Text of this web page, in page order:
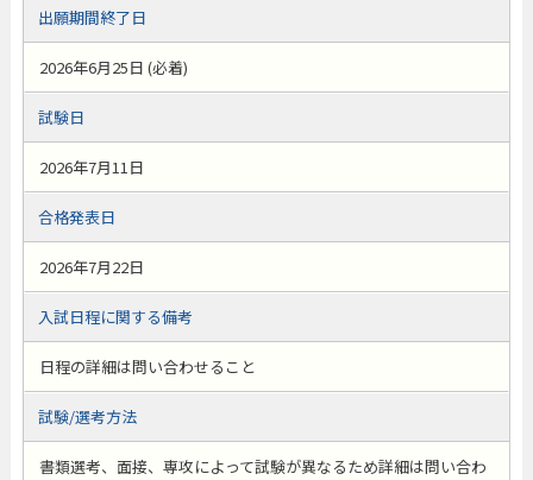
出願期間終了日
2026年6月25日 (必着)
試験日
2026年7月11日
合格発表日
2026年7月22日
入試日程に関する備考
日程の詳細は問い合わせること
試験/選考方法
書類選考、面接、専攻によって試験が異なるため詳細は問い合わ